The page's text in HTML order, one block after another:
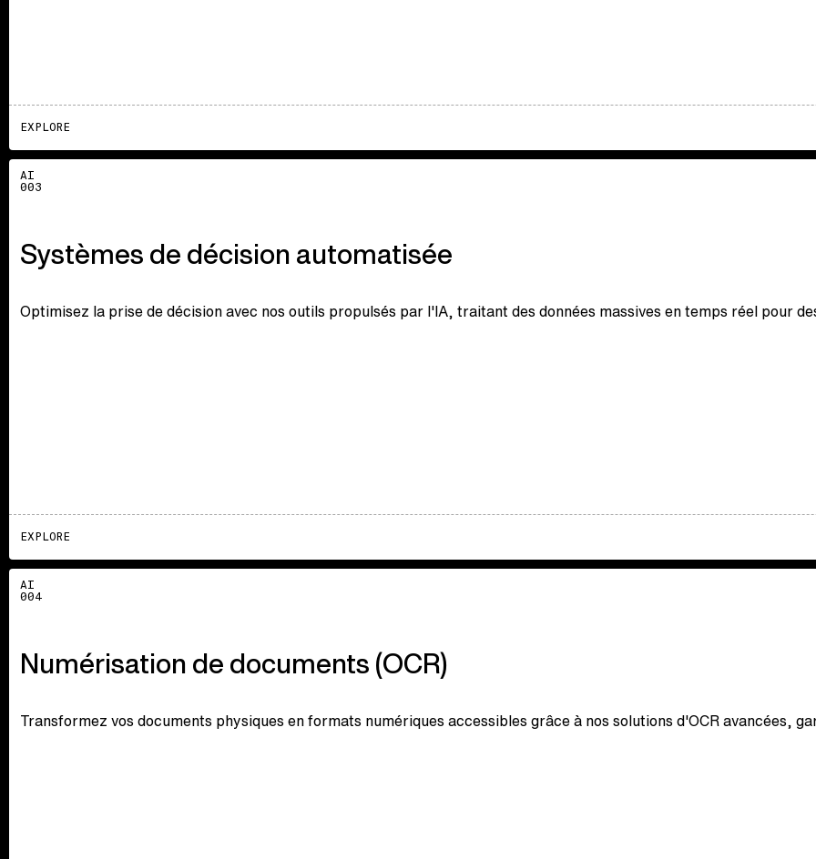
EXPLORE
Explore
AI
003
Systèmes de décision automatisée
Optimisez la prise de décision avec nos outils propulsés par l'IA, traitant des données massives en temps réel pour
EXPLORE
Explore
AI
004
Numérisation de documents (OCR)
Transformez vos documents physiques en formats numériques accessibles grâce à nos solutions d'OCR avancées,